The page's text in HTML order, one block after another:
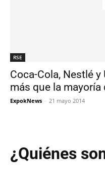
RSE
Coca-Cola, Nestlé
más que la mayoría
ExpokNews - 21 mayo 2014
¿Quiénes